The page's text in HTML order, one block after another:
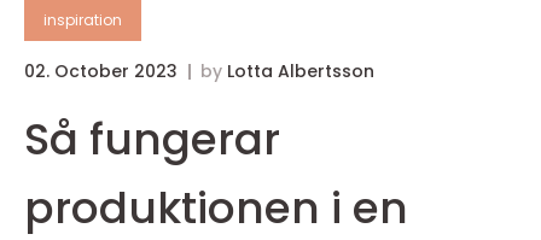
inspiration
02. October 2023 by Lotta Albertsson
Så fungerar
produktionen i en